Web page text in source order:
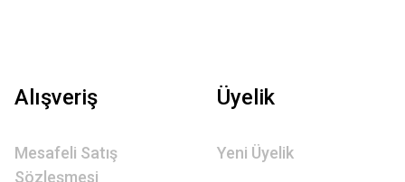
Alışveriş
Mesafeli Satış
Sözleşmesi
Üyelik
Yeni Üyelik